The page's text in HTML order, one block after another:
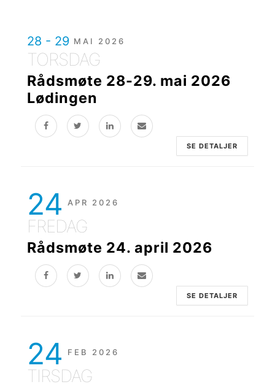
28 - 29 MAI 2026
TORSDAG
Rådsmøte 28-29. mai 2026
Lødingen
SE DETALJER
24 APR 2026
FREDAG
Rådsmøte 24. april 2026
SE DETALJER
24 FEB 2026
TIRSDAG